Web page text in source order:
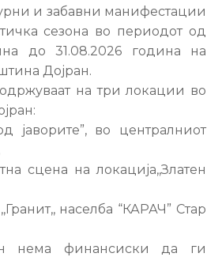
и забавни манифестации
сезона во периодот од
до 31.08.2026 година на
Дојран.
на три локации во
јаворите”, во централниот
сцена на локација,,Златен
населба “КАРАЧ” Стар
нема финансиски да ги